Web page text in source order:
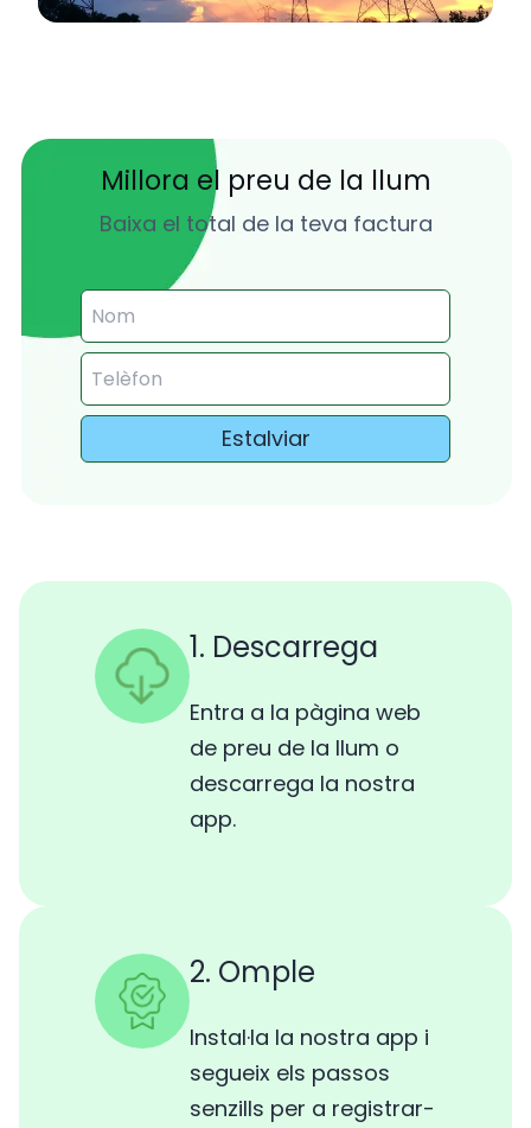
Millora el preu de la llum
Baixa el total de la teva factura
Estalviar
1. Descarrega
Entra a la pàgina web
de preu de la llum o
descarrega la nostra
app.
2. Omple
Instal·la la nostra app i
segueix els passos
senzills per a registrar-